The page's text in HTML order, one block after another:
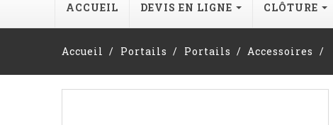
ACCUEIL DEVIS EN LIGNE CLÔTURE
Accueil Portails Portails Accessoires